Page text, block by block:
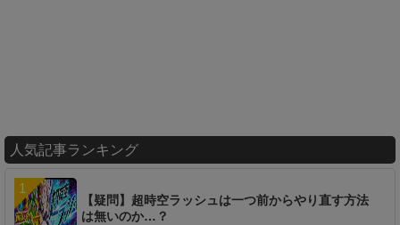
人気記事ランキング
【疑問】超時空ラッシュは一つ前からやり直す方法
は無いのか…？